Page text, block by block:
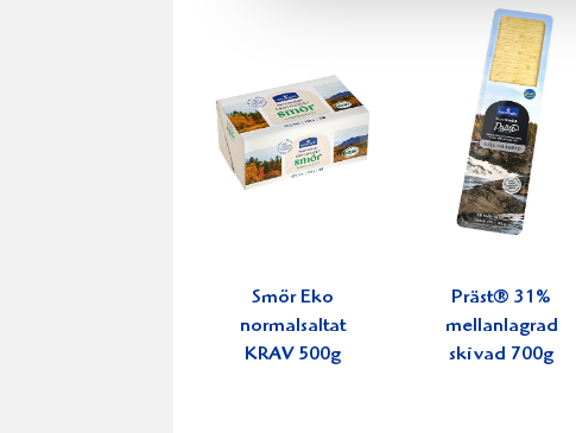
Smör Eko
normalsaltat
KRAV 500g
Präst® 31%
mellanlagrad
skivad 700g